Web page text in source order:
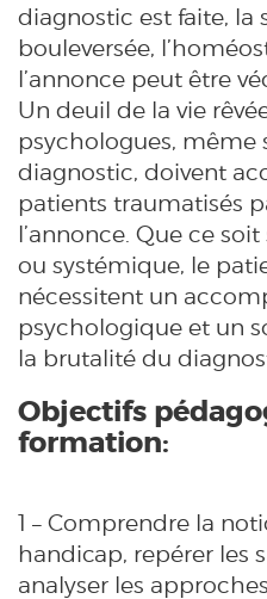
diagnostic est faite, la
bouleversée,
l’annonce peut être
Un deuil de la vie
psychologues, même
diagnostic, doivent
patients traumatisés
l’annonce. Que ce
ou systémique, le
nécessitent un
psychologique et un
la brutalité du
Objectifs
formation:
1 – Comprendre la
handicap, repérer les
analyser les